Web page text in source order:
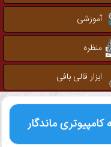
آموزشی
منظره
ابزار قالی بافی
ماندگار